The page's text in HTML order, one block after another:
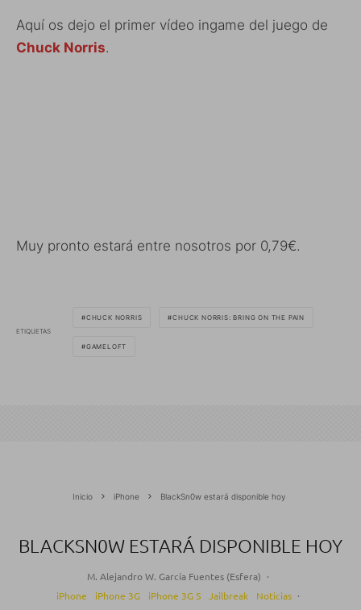
Aquí os dejo el primer vídeo ingame del juego de
Chuck Norris.
Muy pronto estará entre nosotros por 0,79€.
ETIQUETAS
CHUCK NORRIS CHUCK NORRIS: BRING ON THE PAIN
GAMELOFT
Inicio iPhone BlackSn0w estará disponible hoy
BLACKSN0W ESTARÁ DISPONIBLE HOY
M. Alejandro W. García Fuentes (Esfera) ·
iPhone
iPhone 3G iPhone 3G S Jailbreak Noticias ·